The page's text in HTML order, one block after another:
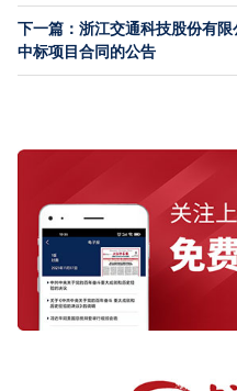
下一篇：浙江交通科技股份有
中标项目合同的公告